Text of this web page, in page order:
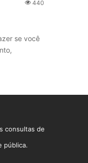
440
se você
consultas de
pública.